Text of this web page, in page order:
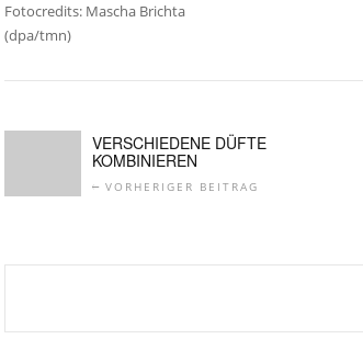
Fotocredits: Mascha Brichta
(dpa/tmn)
VERSCHIEDENE DÜFTE
KOMBINIEREN
VORHERIGER BEITRAG